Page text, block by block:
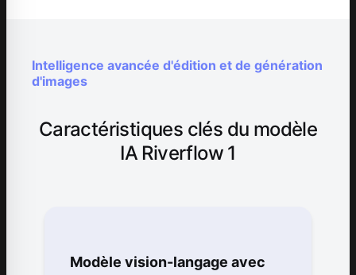
Intelligence avancée d'édition et de génération
d'images
Caractéristiques clés du modèle
IA Riverflow 1
Modèle vision-langage avec